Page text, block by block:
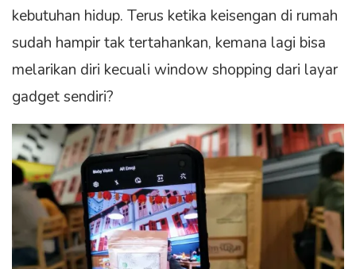
kebutuhan hidup. Terus ketika keisengan di rumah
sudah hampir tak tertahankan, kemana lagi bisa
melarikan diri kecuali window shopping dari layar
gadget sendiri?